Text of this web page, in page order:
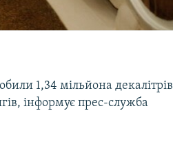
1,34 мільйона декалітрів
інформує прес-служба